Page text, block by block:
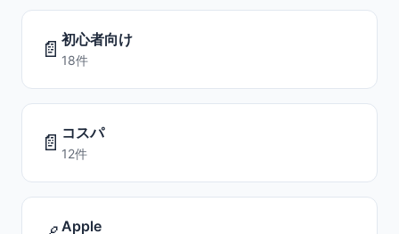
📄 初心者向け
18件
📄 コスパ
12件
Apple